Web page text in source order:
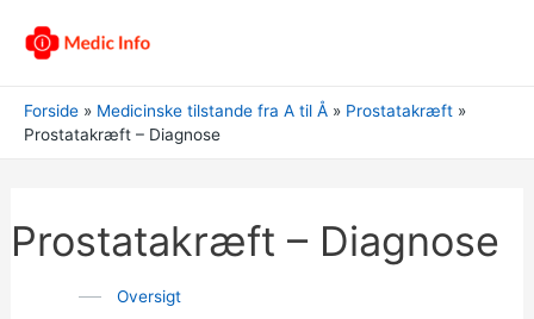
Forside Medicinske tilstande fra A til Å
Prostatakræft
Prostatakræft – Diagnose
Prostatakræft – Diagnose
Oversigt